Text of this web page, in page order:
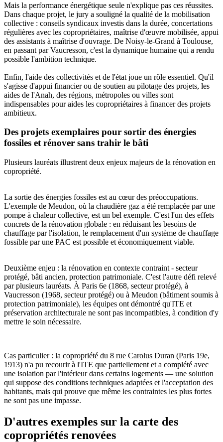
Mais la performance énergétique seule n'explique pas ces réussites.
Dans chaque projet, le jury a souligné la qualité de la mobilisation
collective : conseils syndicaux investis dans la durée, concertations
régulières avec les copropriétaires, maîtrise d'œuvre mobilisée, appui
des assistants à maîtrise d'ouvrage. De Noisy-le-Grand à Toulouse,
en passant par Vaucresson, c'est la dynamique humaine qui a rendu
possible l'ambition technique.
Enfin, l'aide des collectivités et de l'état joue un rôle essentiel. Qu'il
s'agisse d'appui financier ou de soutien au pilotage des projets, les
aides de l'Anah, des régions, métropoles ou villes sont
indispensables pour aides les copropriétaires à financer des projets
ambitieux.
Des projets exemplaires pour sortir des énergies
fossiles et rénover sans trahir le bâti
Plusieurs lauréats illustrent deux enjeux majeurs de la rénovation en
copropriété.
La sortie des énergies fossiles est au cœur des préoccupations.
L'exemple de Meudon, où la chaudière gaz a été remplacée par une
pompe à chaleur collective, est un bel exemple. C'est l'un des effets
concrets de la rénovation globale : en réduisant les besoins de
chauffage par l'isolation, le remplacement d'un système de chauffage
fossible par une PAC est possible et économiquement viable.
Deuxième enjeu : la rénovation en contexte contraint - secteur
protégé, bâti ancien, protection patrimoniale. C'est l'autre défi relevé
par plusieurs lauréats. À Paris 6e (1868, secteur protégé), à
Vaucresson (1968, secteur protégé) ou à Meudon (bâtiment soumis à
protection patrimoniale), les équipes ont démontré qu'ITE et
préservation architecturale ne sont pas incompatibles, à condition d'y
mettre le soin nécessaire.
Cas particulier : la copropriété du 8 rue Carolus Duran (Paris 19e,
1913) n'a pu recourir à l'ITE que partiellement et a complété avec
une isolation par l'intérieur dans certains logements — une solution
qui suppose des conditions techniques adaptées et l'acceptation des
habitants, mais qui prouve que même les contraintes les plus fortes
ne sont pas une impasse.
D'autres exemples sur la carte des
copropriétés renovées